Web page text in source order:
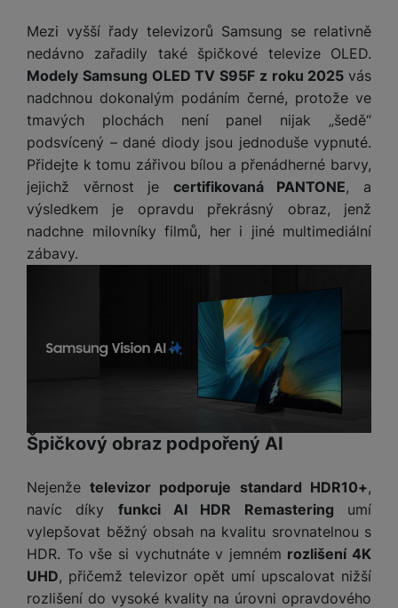
Mezi vyšší řady televizorů Samsung se relativně
nedávno zařadily také špičkové televize OLED.
Modely Samsung OLED TV S95F z roku 2025 vás
nadchnou dokonalým podáním černé, protože ve
tmavých plochách není panel nijak „šedě“
podsvícený – dané diody jsou jednoduše vypnuté.
Přidejte k tomu zářivou bílou a přenádherné barvy,
jejichž věrnost je certifikovaná PANTONE, a
výsledkem je opravdu překrásný obraz, jenž
nadchne milovníky filmů, her i jiné multimediální
zábavy.
Špičkový obraz podpořený AI
Nejenže televizor podporuje standard HDR10+,
navíc díky funkci AI HDR Remastering umí
vylepšovat běžný obsah na kvalitu srovnatelnou s
HDR. To vše si vychutnáte v jemném rozlišení 4K
UHD, přičemž televizor opět umí upscalovat nižší
rozlišení do vysoké kvality na úrovni opravdového